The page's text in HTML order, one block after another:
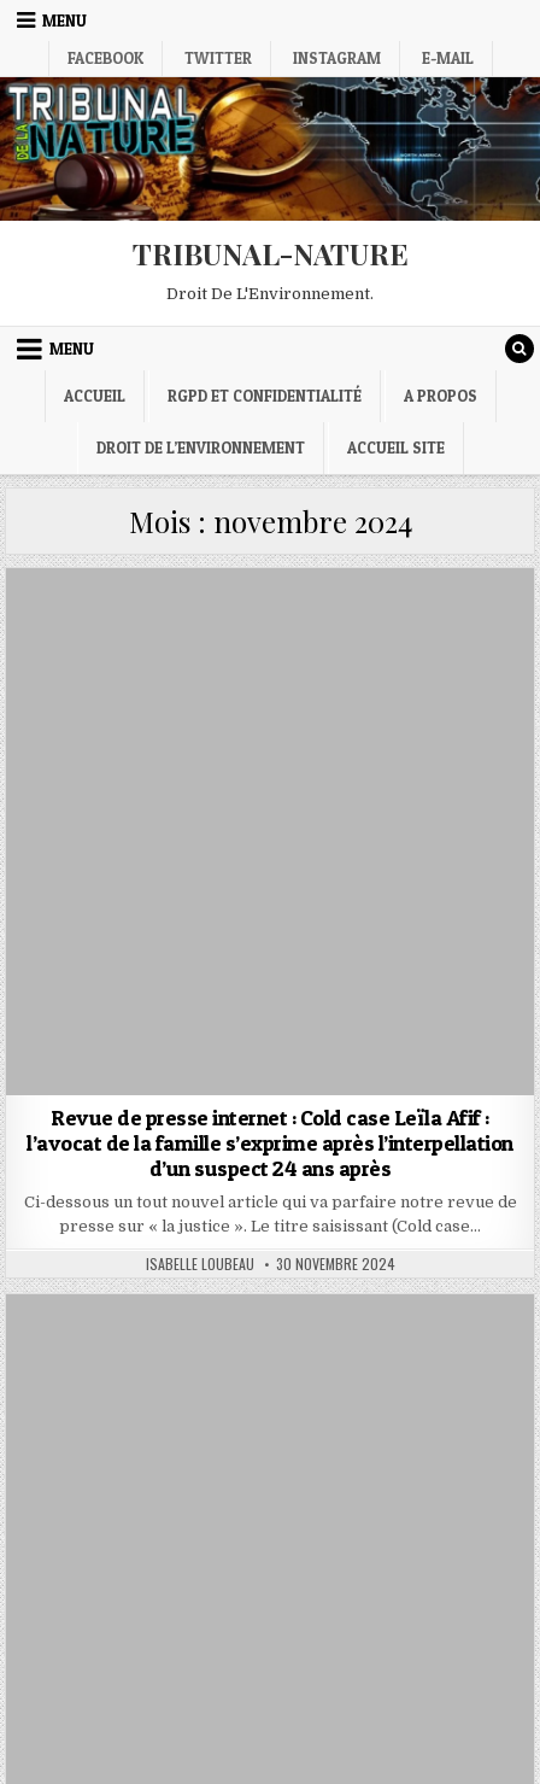
Skip
MENU
FACEBOOK
TWITTER INSTAGRAM E-MAIL
TRIBUNAL-NATURE
Droit De L'Environnement.
MENU
ACCUEIL RGPD ET CONFIDENTIALITÉ A PROPOS
DROIT DE L’ENVIRONNEMENT ACCUEIL SITE
Mois : novembre 2024
Revue de presse internet : Cold case Leïla Afif :
l’avocat de la famille s’exprime après l’interpellation
d’un suspect 24 ans après
Ci-dessous un tout nouvel article qui va parfaire notre revue de
presse sur « la justice ». Le titre saisissant (Cold case…
AUTHOR:
ISABELLE LOUBEAU PUBLISHED
DATE:
30 NOVEMBRE 2024